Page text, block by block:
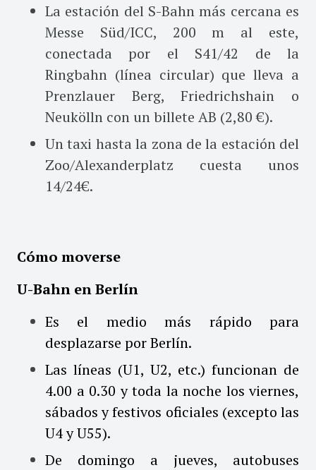
La estación del S-Bahn más cercana es
Messe Süd/ICC, 200 m al este,
conectada por el S41/42 de la
Ringbahn (línea circular) que lleva a
Prenzlauer Berg, Friedrichshain o
Neukölln con un billete AB (2,80 €).
Un taxi hasta la zona de la estación del
Zoo/Alexanderplatz cuesta unos
14/24€.
Cómo moverse
U-Bahn en Berlín
Es el medio más rápido para
desplazarse por Berlín.
Las líneas (U1, U2, etc.) funcionan de
4.00 a 0.30 y toda la noche los viernes,
sábados y festivos oficiales (excepto las
U4 y U55).
De domingo a jueves, autobuses